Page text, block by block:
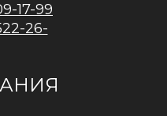
17-99
26-